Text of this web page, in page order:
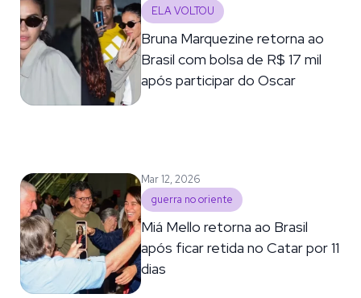
ELA VOLTOU
Bruna Marquezine retorna ao
Brasil com bolsa de R$ 17 mil
após participar do Oscar
Mar 12, 2026
guerra no oriente
Miá Mello retorna ao Brasil
após ficar retida no Catar por 11
dias